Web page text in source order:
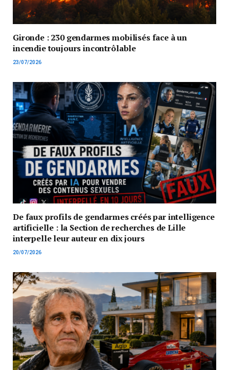
Gironde : 230 gendarmes mobilisés face à un
incendie toujours incontrôlable
23/07/2026
De faux profils de gendarmes créés par intelligence
artificielle : la Section de recherches de Lille
interpelle leur auteur en dix jours
20/07/2026